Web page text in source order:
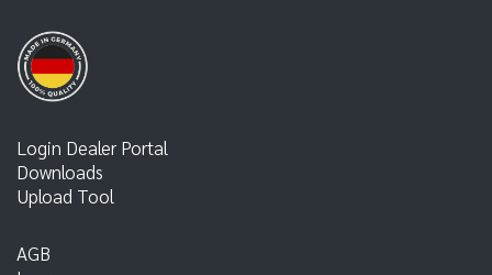
Login Dealer Portal
Downloads
Upload Tool
AGB